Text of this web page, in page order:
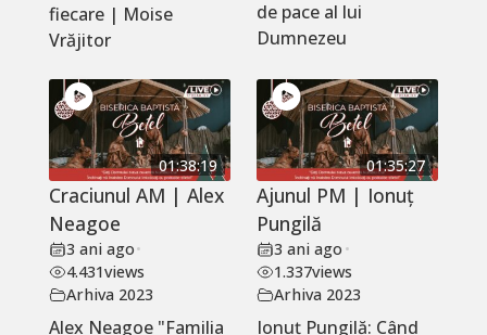
fiecare | Moise
Vrăjitor
de pace al lui
Dumnezeu
01:38:19
Craciunul AM | Alex
Neagoe
3 ani ago•
4.431views
Arhiva 2023
Alex Neagoe "Familia
01:35:27
Ajunul PM | Ionuț
Pungilă
3 ani ago •
1.337views
Arhiva 2023
Ionuț Pungilă: Când